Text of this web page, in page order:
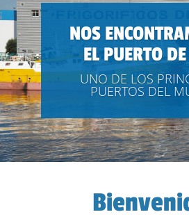
NOS
EL PUERTO
UNO DE LOS
PUERTOS DEL